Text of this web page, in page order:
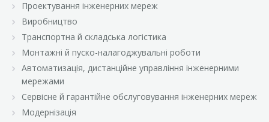
Проектування інженерних мереж
Виробництво
Транспортна й складська логістика
Монтажні й пуско-налагоджувальні роботи
Автоматизація, дистанційне управління інженерними
мережами
Сервісне й гарантійне обслуговування інженерних мереж
Модернізація